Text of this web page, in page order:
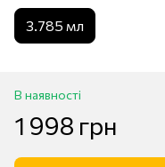
3.785 мл
В наявності
1 998 грн